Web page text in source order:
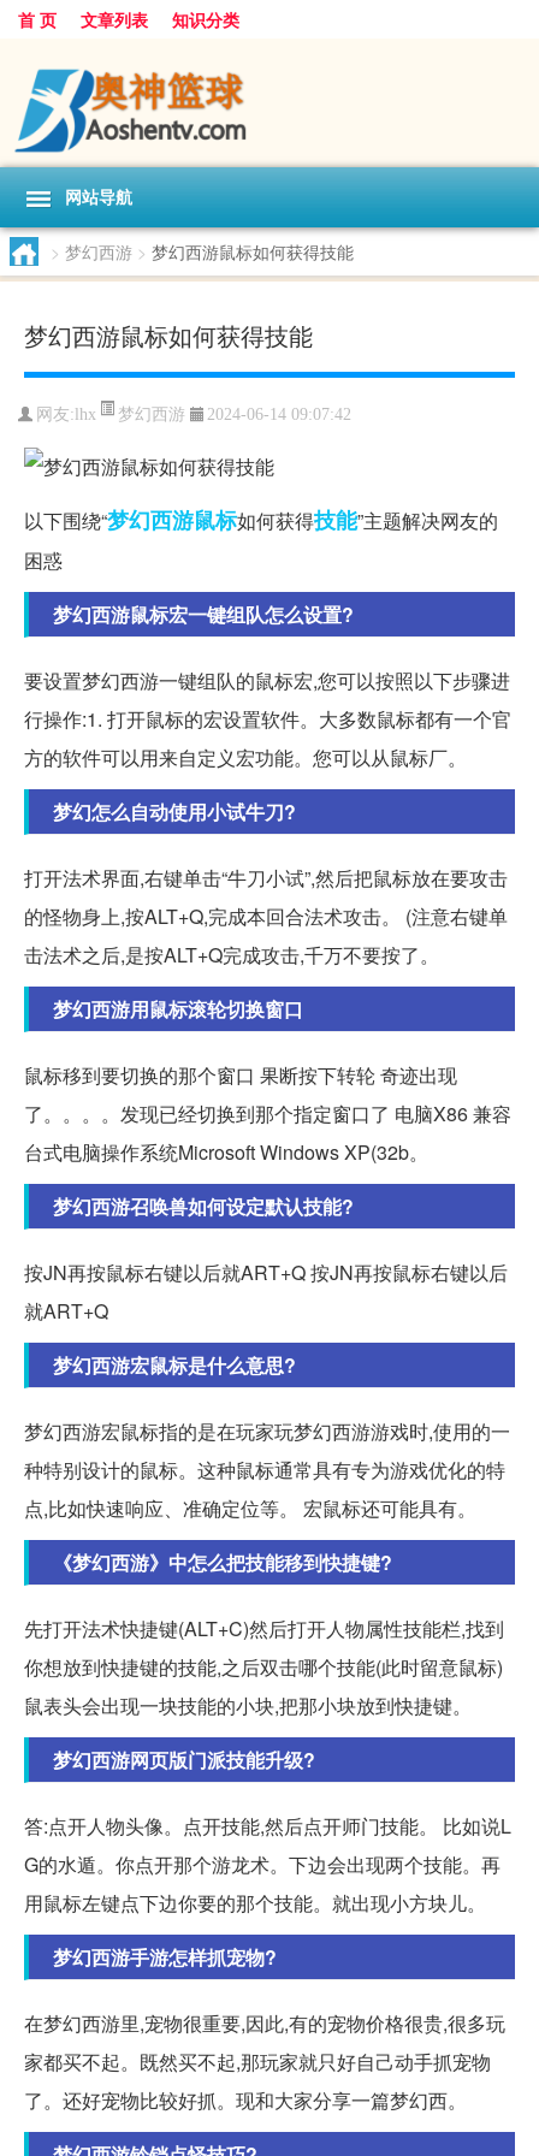
首 页 文章列表 知识分类
网站导航
> 梦幻西游 > 梦幻西游鼠标如何获得技能
梦幻西游鼠标如何获得技能
网友:lhx 梦幻西游 2024-06-14 09:07:42
以下围绕“梦幻西游鼠标如何获得技能”主题解决网友的
困惑
梦幻西游鼠标宏一键组队怎么设置?
要设置梦幻西游一键组队的鼠标宏,您可以按照以下步骤进
行操作:1. 打开鼠标的宏设置软件。大多数鼠标都有一个官
方的软件可以用来自定义宏功能。您可以从鼠标厂。
梦幻怎么自动使用小试牛刀?
打开法术界面,右键单击“牛刀小试”,然后把鼠标放在要攻击
的怪物身上,按ALT+Q,完成本回合法术攻击。 (注意右键单
击法术之后,是按ALT+Q完成攻击,千万不要按了。
梦幻西游用鼠标滚轮切换窗口
鼠标移到要切换的那个窗口 果断按下转轮 奇迹出现
了。。。。发现已经切换到那个指定窗口了 电脑X86 兼容
台式电脑操作系统Microsoft Windows XP(32b。
梦幻西游召唤兽如何设定默认技能?
按JN再按鼠标右键以后就ART+Q 按JN再按鼠标右键以后
就ART+Q
梦幻西游宏鼠标是什么意思?
梦幻西游宏鼠标指的是在玩家玩梦幻西游游戏时,使用的一
种特别设计的鼠标。这种鼠标通常具有专为游戏优化的特
点,比如快速响应、准确定位等。 宏鼠标还可能具有。
《梦幻西游》中怎么把技能移到快捷键?
先打开法术快捷键(ALT+C)然后打开人物属性技能栏,找到
你想放到快捷键的技能,之后双击哪个技能(此时留意鼠标)
鼠表头会出现一块技能的小块,把那小块放到快捷键。
梦幻西游网页版门派技能升级?
答:点开人物头像。点开技能,然后点开师门技能。 比如说L
G的水遁。你点开那个游龙术。下边会出现两个技能。再
用鼠标左键点下边你要的那个技能。就出现小方块儿。
梦幻西游手游怎样抓宠物?
在梦幻西游里,宠物很重要,因此,有的宠物价格很贵,很多玩
家都买不起。既然买不起,那玩家就只好自己动手抓宠物
了。还好宠物比较好抓。现和大家分享一篇梦幻西。